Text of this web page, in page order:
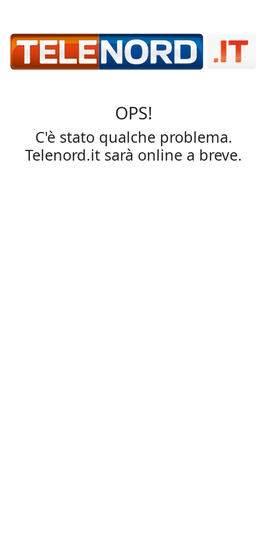
OPS!
C'è stato qualche problema.
Telenord.it sarà online a breve.